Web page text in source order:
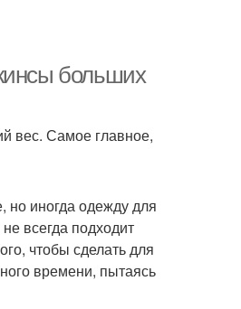
больших
вес. Самое главное,
но иногда одежду для
всегда подходит
чтобы сделать для
времени, пытаясь